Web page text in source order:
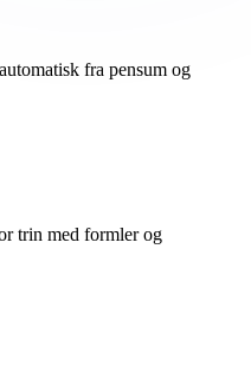
fra pensum og
trin med formler og